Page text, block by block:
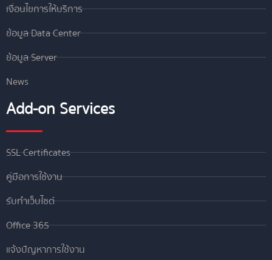
เงื่อนไขการให้บริการ
ข้อมูล Data Center
ข้อมูล Server
News
Add-on Services
SSL Certificates
คู่มือการใช้งาน
รับทำเว็บไซต์
Office 365
แจ้งปัญหาการใช้งาน